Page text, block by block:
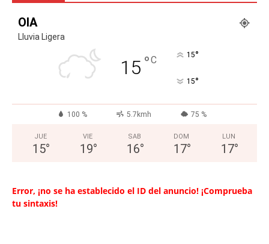
OIA
Lluvia Ligera
15 °C 15°
15°
100 % 5.7kmh 75 %
JUE
15°
VIE
19°
SAB
16°
DOM
17°
LUN
17°
Error, ¡no se ha establecido el ID del anuncio! ¡Comprueba
tu sintaxis!